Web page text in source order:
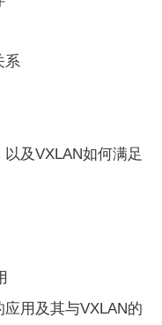
系
及VXLAN如何满足
用及其与VXLAN的